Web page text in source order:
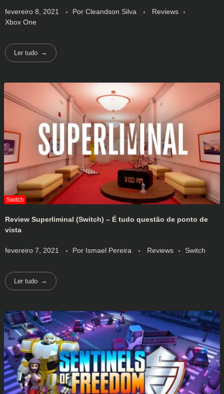
fevereiro 8, 2021 Por Cleandson Silva
Reviews
Xbox One
Ler tudo
Review Superliminal (Switch) – É tudo questão de ponto de
vista
fevereiro 7, 2021 Por Ismael Pereira Reviews Switch
Ler tudo